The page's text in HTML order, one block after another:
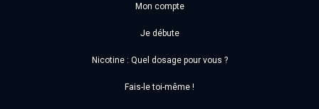
Mon compte
Je débute
Nicotine : Quel dosage pour vous ?
Fais-le toi-même !